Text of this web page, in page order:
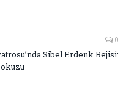
0
Sibel Erdenk Rejisi: